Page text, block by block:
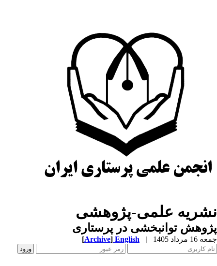
علمی-پژوهشی
توانبخشی در پرستاری
مرداد 1405 |
English
[Archive]